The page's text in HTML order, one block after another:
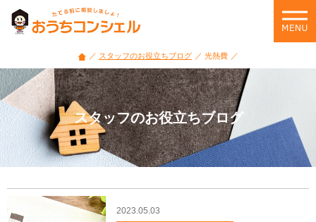
宅
ロ
ー
ン・
住
ま
い
スタッフのお役立ちブログ 光熱費
スタッフのお役立ちブログ
2023.05.03